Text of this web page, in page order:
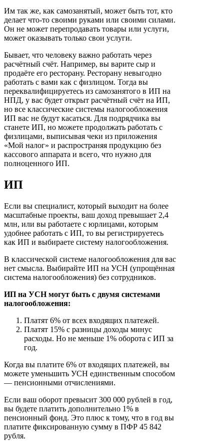
Им так же, как самозанятый, может быть тот, кто
делает что-то своими руками или своими силами.
Он не может перепродавать товары или услуги,
может оказывать только свои услуги.
Бывает, что человеку важно работать через
расчётный счёт. Например, вы варите сыр и
продаёте его ресторану. Ресторану невыгодно
работать с вами как с физлицом. Тогда вы
переквалифицируетесь из самозанятого в ИП на
НПД, у вас будет открыт расчётный счёт на ИП,
но все классические системы налогообложения
ИП вас не будут касаться. Для подрядчика вы
станете ИП, но можете продолжать работать с
физлицами, выписывая чеки из приложения
«Мой налог» и распространяя продукцию без
кассового аппарата и всего, что нужно для
полноценного ИП.
ИП
Если вы специалист, который выходит на более
масштабные проекты, ваш доход превышает 2,4
млн, или вы работаете с юрлицами, которым
удобнее работать с ИП, то вы регистрируетесь
как ИП и выбираете систему налогообложения.
В классической системе налогообложения для вас
нет смысла. Выбирайте ИП на УСН (упрощённая
система налогообложения) без сотрудников.
ИП на УСН могут быть с двумя системами
налогообложения:
Платят 6% от всех входящих платежей.
Платят 15% с разницы доходы минус
расходы. Но не меньше 1% оборота с ИП за
год.
Когда вы платите 6% от входящих платежей, вы
можете уменьшить УСН единственным способом
— пенсионными отчислениями.
Если ваш оборот превысит 300 000 рублей в год,
вы будете платить дополнительно 1% в
пенсионный фонд. Это плюс к тому, что в год вы
платите фиксированную сумму в ПФР 45 842
рубля.